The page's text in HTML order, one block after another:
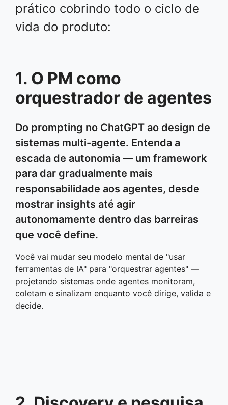
prático cobrindo todo o ciclo de
vida do produto:
1. O PM como
orquestrador de agentes
Do prompting no ChatGPT ao design de
sistemas multi-agente. Entenda a
escada de autonomia — um framework
para dar gradualmente mais
responsabilidade aos agentes, desde
mostrar insights até agir
autonomamente dentro das barreiras
que você define.
Você vai mudar seu modelo mental de "usar
ferramentas de IA" para "orquestrar agentes" —
projetando sistemas onde agentes monitoram,
coletam e sinalizam enquanto você dirige, valida e
decide.